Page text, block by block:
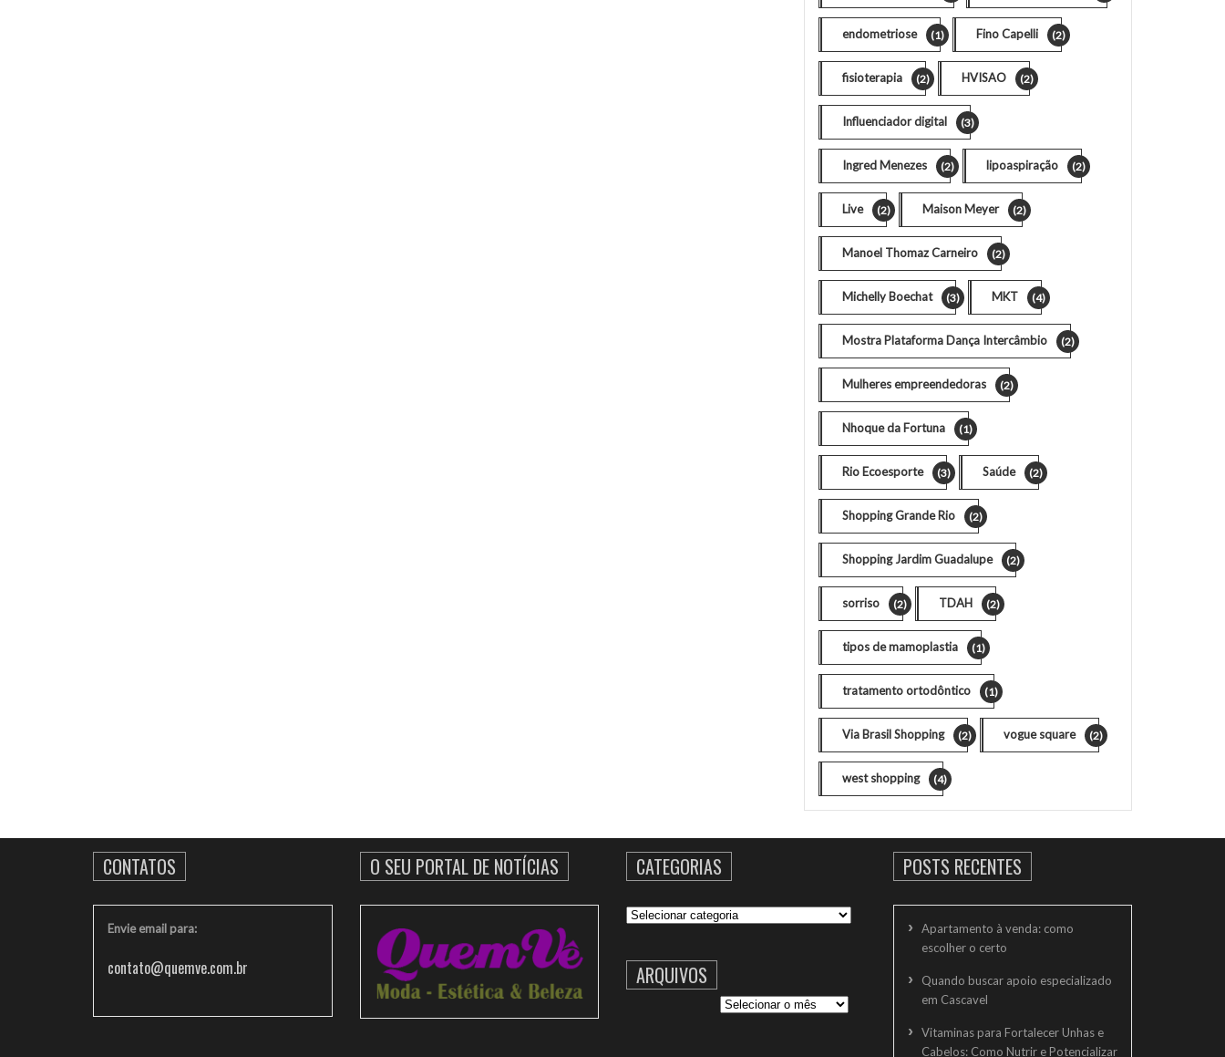
endometriose (1) Fino Capelli (2)
fisioterapia (2) HVISAO (2)
Influenciador digital (3)
Ingred Menezes (2) lipoaspiração (2)
Live (2) Maison Meyer (2)
Manoel Thomaz Carneiro (2)
Michelly Boechat (3) MKT (4)
Mostra Plataforma Dança Intercâmbio (2)
Mulheres empreendedoras (2)
Nhoque da Fortuna (1)
Rio Ecoesporte (3) Saúde (2)
Shopping Grande Rio (2)
Shopping Jardim Guadalupe (2)
sorriso (2) TDAH (2)
tipos de mamoplastia (1)
tratamento ortodôntico (1)
Via Brasil Shopping (2) vogue square (2)
west shopping (4)
CONTATOS
Envie email para:
contato@quemve.com.br
O SEU PORTAL DE NOTÍCIAS CATEGORIAS
Categorias
ARQUIVOS
POSTS RECENTES
Apartamento à venda: como
escolher o certo
Quando buscar apoio especializado
em Cascavel
Vitaminas para Fortalecer Unhas e
Cabelos: Como Nutrir e Potencializar